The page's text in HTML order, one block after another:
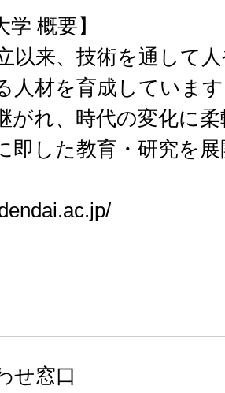
学 概要】
以来、技術を通して
人材を育成していま
がれ、時代の変化に
即した教育・研究を
せ窓口